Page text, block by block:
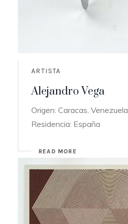
ARTISTA
Alejandro Vega
Origen: Caracas, Venezuela
Residencia: España
READ MORE